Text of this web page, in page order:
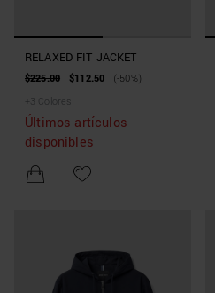
RELAXED FIT JACKET
$225.00 $112.50
(-50%)
+ 3 Colores
Últimos artículos
disponibles